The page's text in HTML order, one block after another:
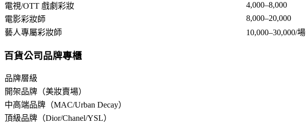
電視/OTT 戲劇彩妝
4,000–8,000
電影彩妝師
8,000–20,000
藝人專屬彩妝師
10,000–30,000/場
百貨公司品牌專櫃
品牌層級
開架品牌（美妝賣場）
中高端品牌（MAC/Urban Decay）
頂級品牌（Dior/Chanel/YSL）